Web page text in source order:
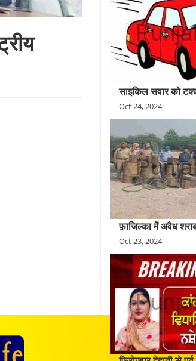
साइकिल सवार को
Oct 24, 2024
फ़ाजिल्का में अवैध
Oct 23, 2024